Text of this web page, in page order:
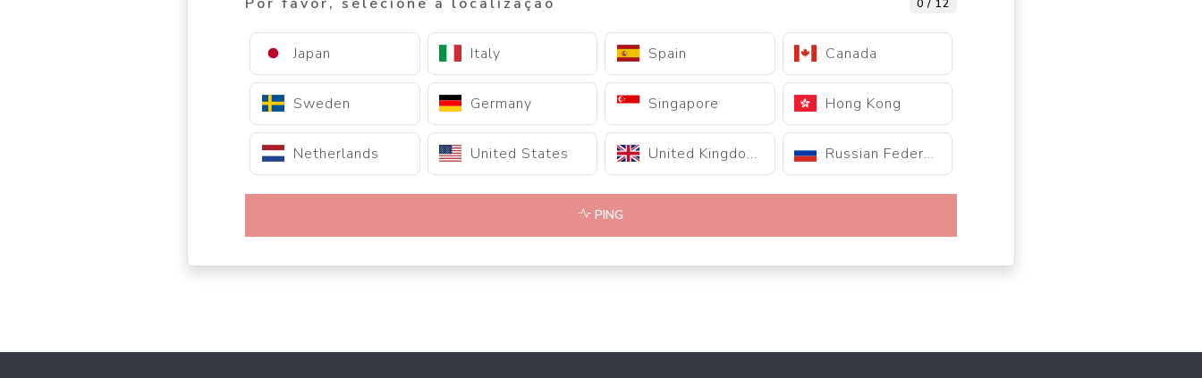
0 / 12
Japan Italy Spain Canada
Sweden Germany Singapore Hong Kong
Netherlands United States United Kingdom Russian Federation
PING